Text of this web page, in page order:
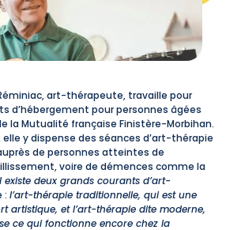
art-thérapeute, travaille pour
d’hébergement pour personnes âgées
la Mutualité française Finistère-Morbihan.
y dispense des séances d’art-thérapie
de personnes atteintes de
voire de démences comme la
existe deux grands courants d’art-
: l’art-thérapie traditionnelle, qui est une
artistique, et l’art-thérapie dite moderne,
ce qui fonctionne encore chez la